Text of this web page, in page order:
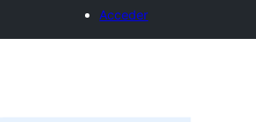
Acceder